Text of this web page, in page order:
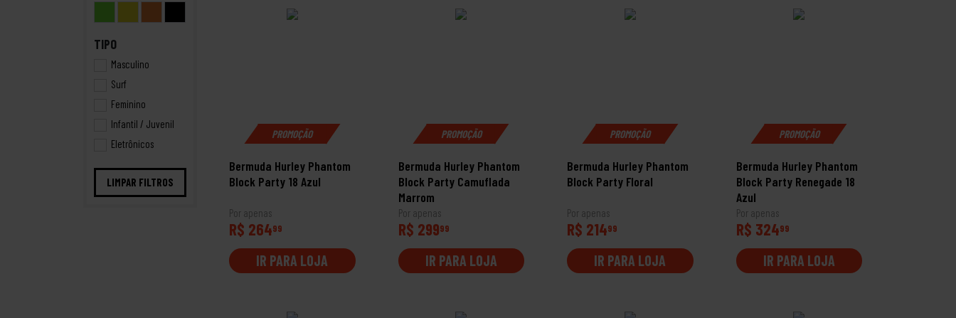
TIPO
Masculino
Surf
Feminino
Infantil / Juvenil
Eletrônicos
LIMPAR FILTROS
PROMOÇÃO
Bermuda Hurley Phantom
Block Party 18 Azul
Por apenas
R$ 26499
IR PARA LOJA
PROMOÇÃO
Bermuda Hurley Phantom
Block Party Camuflada
Marrom
Por apenas
R$ 29999
IR PARA LOJA
PROMOÇÃO
Bermuda Hurley Phantom
Block Party Floral
Por apenas
R$ 21499
IR PARA LOJA
PROMOÇÃO
Bermuda Hurley Phantom
Block Party Renegade 18
Azul
Por apenas
R$ 32499
IR PARA LOJA